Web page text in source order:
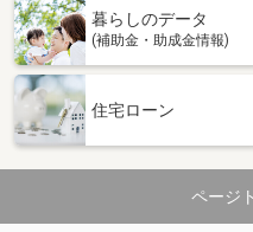
暮らしのデータ
(補助金・助成金情報)
住宅ローン
ページ